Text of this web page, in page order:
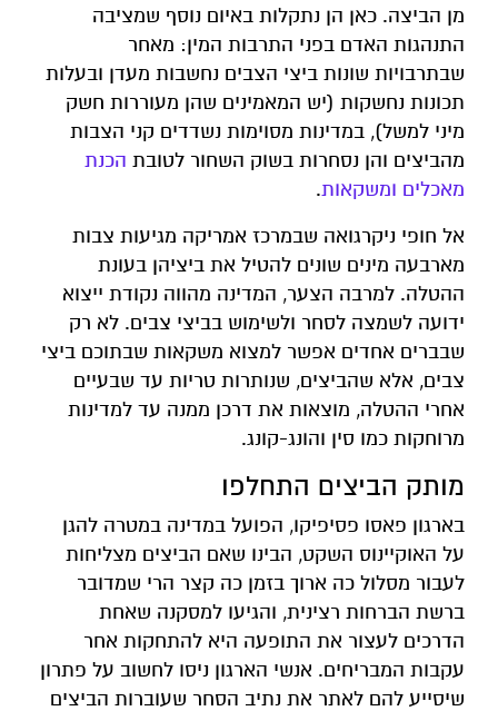
מן הביצה. כאן הן נתקלות באיום נוסף שמציבה
התנהגות האדם בפני התרבות המין: מאחר
שבתרבויות שונות ביצי הצבים נחשבות מעדן ובעלות
תכונות נחשקות (יש המאמינים שהן מעוררות חשק
מיני למשל), במדינות מסוימות נשדדים קני הצבות
מהביצים והן נסחרות בשוק השחור לטובת הכנת
מאכלים ומשקאות.
אל חופי ניקרגואה שבמרכז אמריקה מגיעות צבות
מארבעה מינים שונים להטיל את ביציהן בעונת
ההטלה. למרבה הצער, המדינה מהווה נקודת ייצוא
ידועה לשמצה לסחר ולשימוש בביצי צבים. לא רק
שבברים אחדים אפשר למצוא משקאות שבתוכם ביצי
צבים, אלא שהביצים, שנותרות טריות עד שבעיים
אחרי ההטלה, מוצאות את דרכן ממנה עד למדינות
מרוחקות כמו סין והונג-קונג.
מותק הביצים התחלפו
בארגון פאסו פסיפיקו, הפועל במדינה במטרה להגן
על האוקיינוס השקט, הבינו שאם הביצים מצליחות
לעבור מסלול כה ארוך בזמן כה קצר הרי שמדובר
ברשת הברחות רצינית, והגיעו למסקנה שאחת
הדרכים לעצור את התופעה היא להתחקות אחר
עקבות המבריחים. אנשי הארגון ניסו לחשוב על פתרון
שיסייע להם לאתר את נתיב הסחר שעוברות הביצים